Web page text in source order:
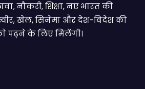
नौकरी, शिक्षा, नए भारत की
खेल, सिनेमा और देश-विदेश की
पढ़ने के लिए मिलेंगी।